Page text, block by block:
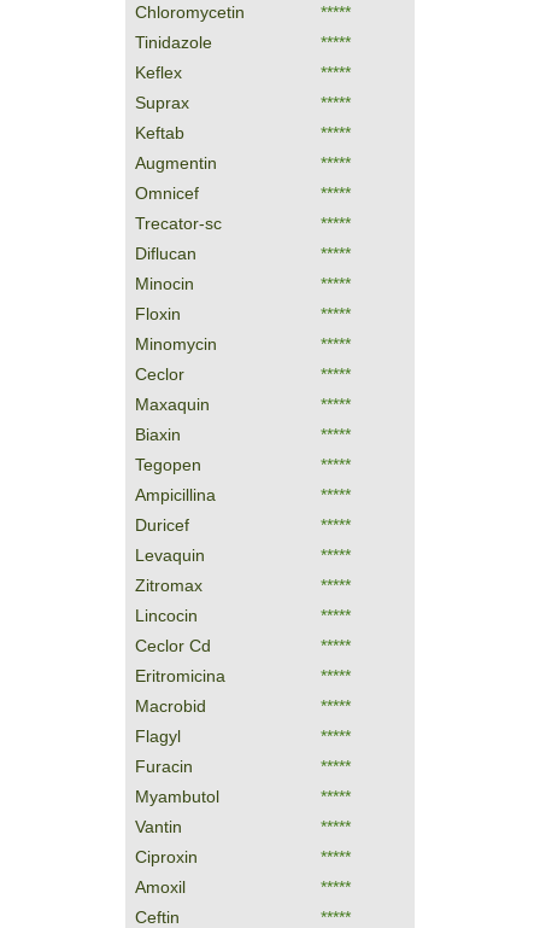
Chloromycetin
*****
Tinidazole
*****
Keflex
*****
Suprax
*****
Keftab
*****
Augmentin
*****
Omnicef
*****
Trecator-sc
*****
Diflucan
*****
Minocin
*****
Floxin
*****
Minomycin
*****
Ceclor
*****
Maxaquin
*****
Biaxin
*****
Tegopen
*****
Ampicillina
*****
Duricef
*****
Levaquin
*****
Zitromax
*****
Lincocin
*****
Ceclor Cd
*****
Eritromicina
*****
Macrobid
*****
Flagyl
*****
Furacin
*****
Myambutol
*****
Vantin
*****
Ciproxin
*****
Amoxil
*****
Ceftin
*****